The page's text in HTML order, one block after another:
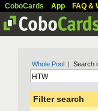
CoboCards App FAQ &
Whole Pool | Search
Filter search